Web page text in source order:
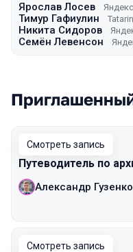
Ярослав Лосев
Тимур Гафиулин
Никита Сидоров
Семён Левенсон
Смотреть запись
Путеводитель по
Александр Гузенко
Смотреть запись